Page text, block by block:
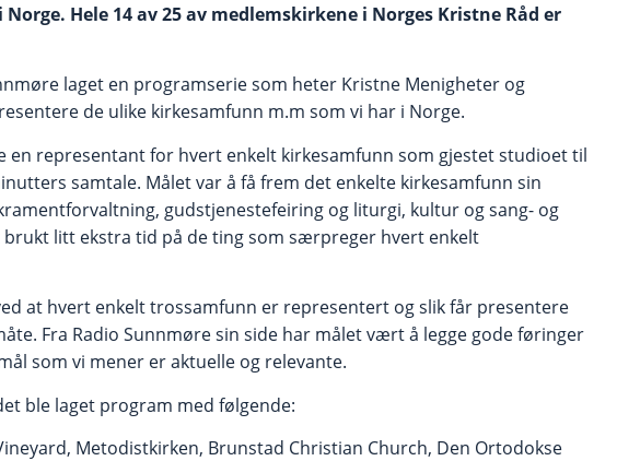
Hele 14 av 25 av medlemskirkene i Norges Kristne Råd er
laget en programserie som heter Kristne Menigheter og
de ulike kirkesamfunn m.m som vi har i Norge.
en representant for hvert enkelt kirkesamfunn som gjestet studioet til
samtale. Målet var å få frem det enkelte kirkesamfunn sin
gudstjenestefeiring og liturgi, kultur og sang- og
brukt litt ekstra tid på de ting som særpreger hvert enkelt
at hvert enkelt trossamfunn er representert og slik får presentere
Fra Radio Sunnmøre sin side har målet vært å legge gode føringer
som vi mener er aktuelle og relevante.
ble laget program med følgende:
Metodistkirken, Brunstad Christian Church, Den Ortodokse